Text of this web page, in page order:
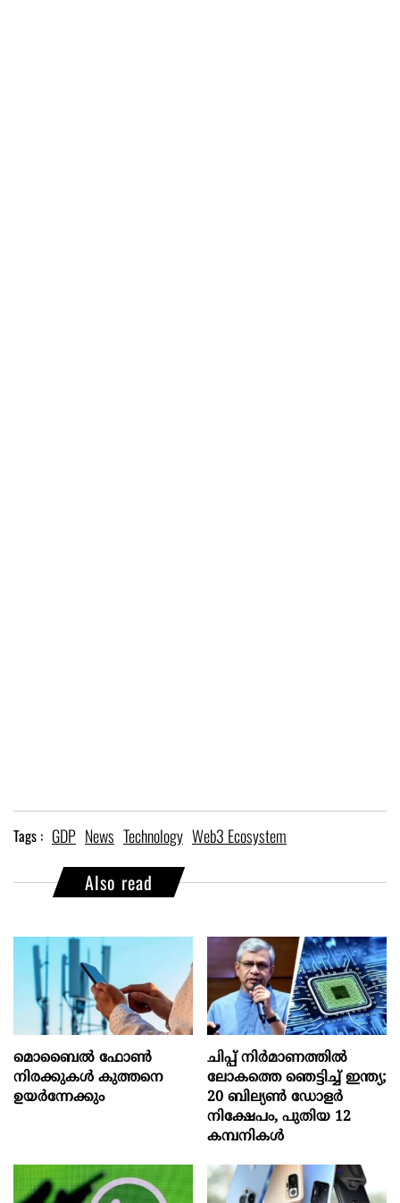
Tags : GDP News Technology Web3 Ecosystem
Also read
മൊബൈല്‍ ഫോണ്‍
നിരക്കുകള്‍ കുത്തനെ
ഉയര്‍ന്നേക്കും
ചിപ്പ് നിർമാണത്തിൽ
ലോകത്തെ ഞെട്ടിച്ച് ഇന്ത്യ;
20 ബില്യൺ ഡോളർ
നിക്ഷേപം, പുതിയ 12
കമ്പനികൾ